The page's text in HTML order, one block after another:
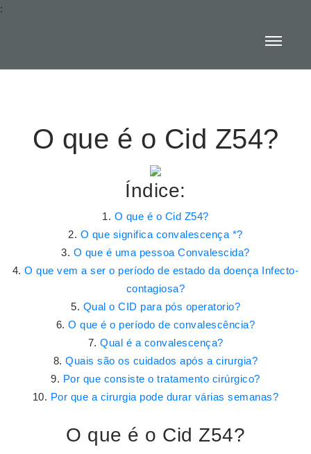
:
O que é o Cid Z54?
Índice:
O que é o Cid Z54?
O que significa convalescença *?
O que é uma pessoa Convalescida?
O que vem a ser o período de estado da doença Infecto-
contagiosa?
Qual o CID para pós operatorio?
O que é o período de convalescência?
Qual é a convalescença?
Quais são os cuidados após a cirurgia?
Por que consiste o tratamento cirúrgico?
Por que a cirurgia pode durar várias semanas?
O que é o Cid Z54?